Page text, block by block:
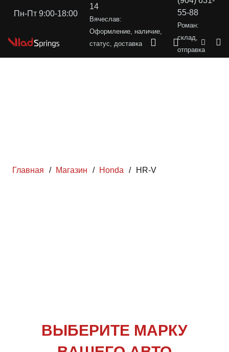
Пн-Пт 9:00-18:00
14
Вячеслав:
Оформление, наличие,
статус, доставка
55-88
Роман:
склад,
отправка
Главная / Магазин / Honda / HR-V
ВЫБЕРИТЕ МАРКУ